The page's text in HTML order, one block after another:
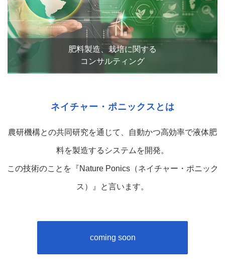
肥料製造、栽培に関する
コンサルティング
ネイチャー・ポニックスとは
農研機構との共同研究を通じて、自動かつ高効率で液体肥
料を製造するシステムを開発。
この技術のことを『Nature Ponics（ネイチャー・ポニック
ス）』と言います。
coming soon